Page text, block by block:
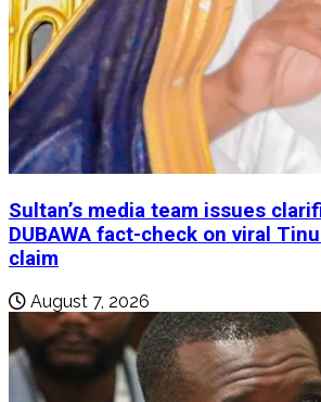
Sultan’s media team issues
DUBAWA fact-check on viral
claim
August 7, 2026